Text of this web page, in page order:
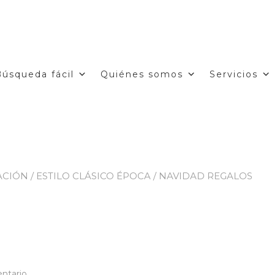
fácil Quiénes somos Servicios
/ ESTILO CLÁSICO ÉPOCA / NAVIDAD REGALOS